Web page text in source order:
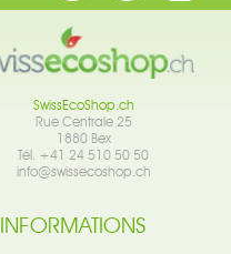
SwissEcoShop.ch
Rue Centrale 25
1880 Bex
Tél. +41 24 510 50 50
info@swissecoshop.ch
INFORMATIONS